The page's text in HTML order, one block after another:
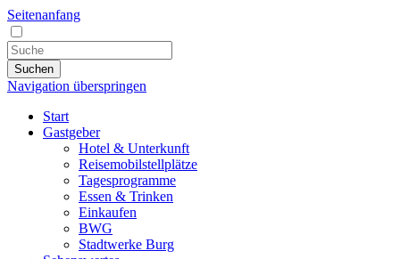
Seitenanfang
Suchen
Navigation überspringen
Start
Gastgeber
Hotel & Unterkunft
Reisemobilstellplätze
Tagesprogramme
Essen & Trinken
Einkaufen
BWG
Stadtwerke Burg